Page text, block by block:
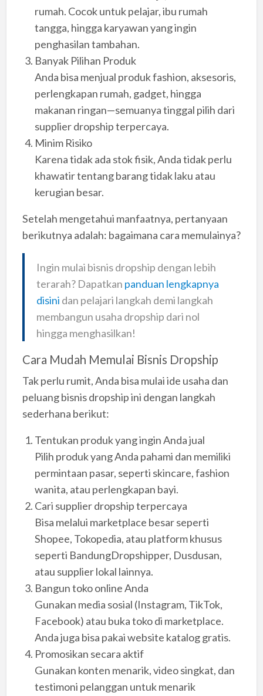
rumah. Cocok untuk pelajar, ibu rumah
tangga, hingga karyawan yang ingin
penghasilan tambahan.
Banyak Pilihan Produk
Anda bisa menjual produk fashion, aksesoris,
perlengkapan rumah, gadget, hingga
makanan ringan—semuanya tinggal pilih dari
supplier dropship terpercaya.
Minim Risiko
Karena tidak ada stok fisik, Anda tidak perlu
khawatir tentang barang tidak laku atau
kerugian besar.
Setelah mengetahui manfaatnya, pertanyaan
berikutnya adalah: bagaimana cara memulainya?
Ingin mulai bisnis dropship dengan lebih
terarah? Dapatkan panduan lengkapnya
disini dan pelajari langkah demi langkah
membangun usaha dropship dari nol
hingga menghasilkan!
Cara Mudah Memulai Bisnis Dropship
Tak perlu rumit, Anda bisa mulai ide usaha dan
peluang bisnis dropship ini dengan langkah
sederhana berikut:
Tentukan produk yang ingin Anda jual
Pilih produk yang Anda pahami dan memiliki
permintaan pasar, seperti skincare, fashion
wanita, atau perlengkapan bayi.
Cari supplier dropship terpercaya
Bisa melalui marketplace besar seperti
Shopee, Tokopedia, atau platform khusus
seperti BandungDropshipper, Dusdusan,
atau supplier lokal lainnya.
Bangun toko online Anda
Gunakan media sosial (Instagram, TikTok,
Facebook) atau buka toko di marketplace.
Anda juga bisa pakai website katalog gratis.
Promosikan secara aktif
Gunakan konten menarik, video singkat, dan
testimoni pelanggan untuk menarik